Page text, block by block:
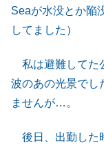
Seaが水没とか陥
してました）
私は避難してた
波のあの光景でし
ませんが…。
後日、出勤した